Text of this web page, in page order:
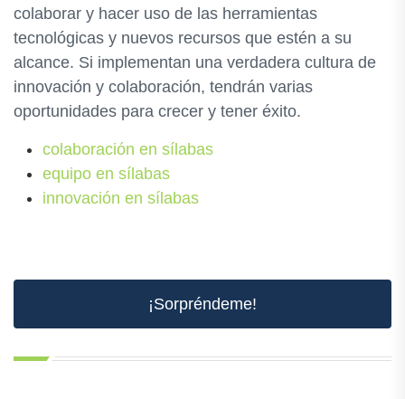
colaborar y hacer uso de las herramientas
tecnológicas y nuevos recursos que estén a su
alcance. Si implementan una verdadera cultura de
innovación y colaboración, tendrán varias
oportunidades para crecer y tener éxito.
colaboración en sílabas
equipo en sílabas
innovación en sílabas
¡Sorpréndeme!